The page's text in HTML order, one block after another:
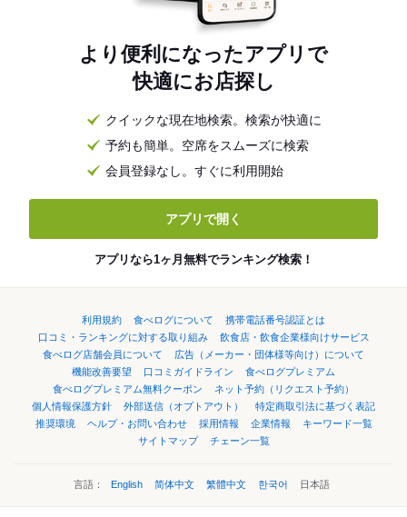
より便利になったアプリで
快適にお店探し
クイックな現在地検索。検索が快適に
予約も簡単。空席をスムーズに検索
会員登録なし。すぐに利用開始
アプリで開く
アプリなら1ヶ月無料でランキング検索！
利用規約 食べログについて
携帯電話番号認証とは
口コミ・ランキングに対する取り組み
飲食店・飲食企業様向けサービス
食べログ店舗会員について
広告（メーカー・団体様等向け）について
機能改善要望
口コミガイドライン
食べログプレミアム
食べログプレミアム無料クーポン
ネット予約（リクエスト予約）
個人情報保護方針
外部送信（オプトアウト）
特定商取引法に基づく表記
推奨環境
ヘルプ・お問い合わせ 採用情報 企業情報
キーワード一覧
サイトマップ
チェーン一覧
言語： English 简体中文 繁體中文 한국어 日本語